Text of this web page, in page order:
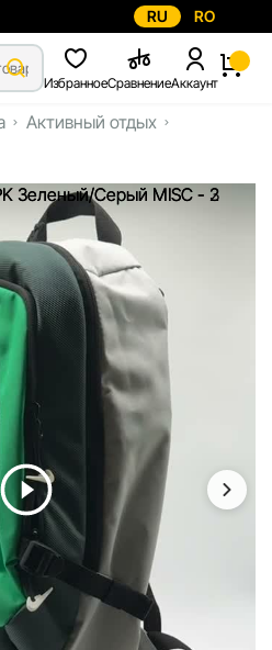
RU RO
ИзбранноеСравнениеАккаунт
Активный отдых